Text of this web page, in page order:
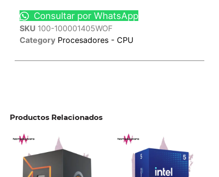
Consultar por WhatsApp
SKU 100-100001405WOF
Category Procesadores - CPU
Productos Relacionados